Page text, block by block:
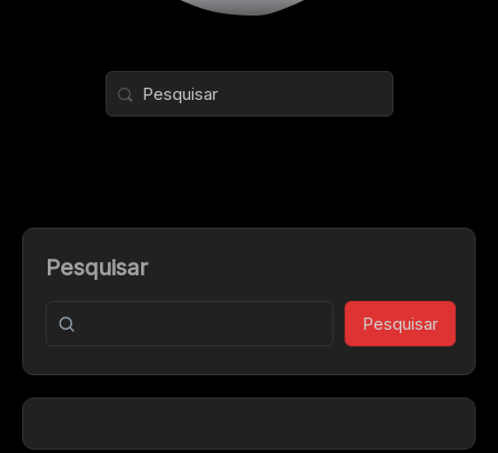
Pesquisar
Pesquisar